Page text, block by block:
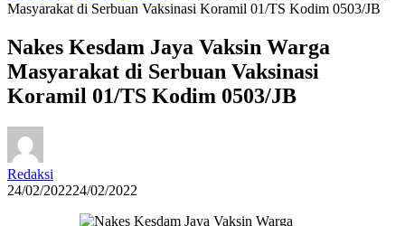
Masyarakat di Serbuan Vaksinasi Koramil 01/TS Kodim 0503/JB
Nakes Kesdam Jaya Vaksin Warga
Masyarakat di Serbuan Vaksinasi
Koramil 01/TS Kodim 0503/JB
Redaksi
24/02/202224/02/2022